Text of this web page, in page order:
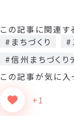
この記事に関連す
#まちづくり
#
#信州まちづくり
この記事が気に入
+1